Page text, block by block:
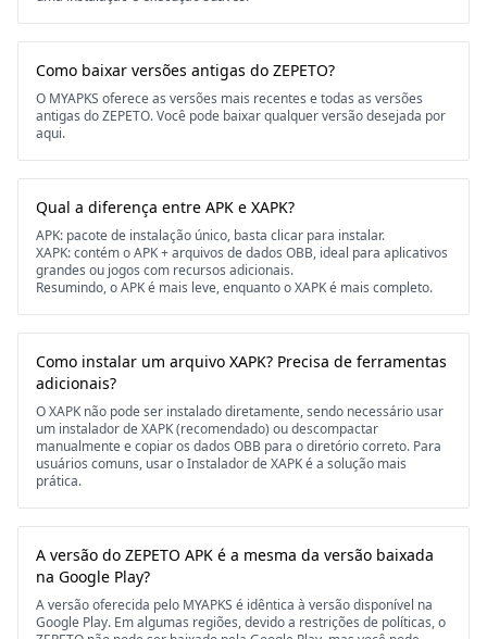
Como baixar versões antigas do ZEPETO?
O MYAPKS oferece as versões mais recentes e todas as versões
antigas do ZEPETO. Você pode baixar qualquer versão desejada por
aqui.
Qual a diferença entre APK e XAPK?
APK: pacote de instalação único, basta clicar para instalar.
XAPK: contém o APK + arquivos de dados OBB, ideal para aplicativos
grandes ou jogos com recursos adicionais.
Resumindo, o APK é mais leve, enquanto o XAPK é mais completo.
Como instalar um arquivo XAPK? Precisa de ferramentas
adicionais?
O XAPK não pode ser instalado diretamente, sendo necessário usar
um instalador de XAPK (recomendado) ou descompactar
manualmente e copiar os dados OBB para o diretório correto. Para
usuários comuns, usar o Instalador de XAPK é a solução mais
prática.
A versão do ZEPETO APK é a mesma da versão baixada
na Google Play?
A versão oferecida pelo MYAPKS é idêntica à versão disponível na
Google Play. Em algumas regiões, devido a restrições de políticas, o